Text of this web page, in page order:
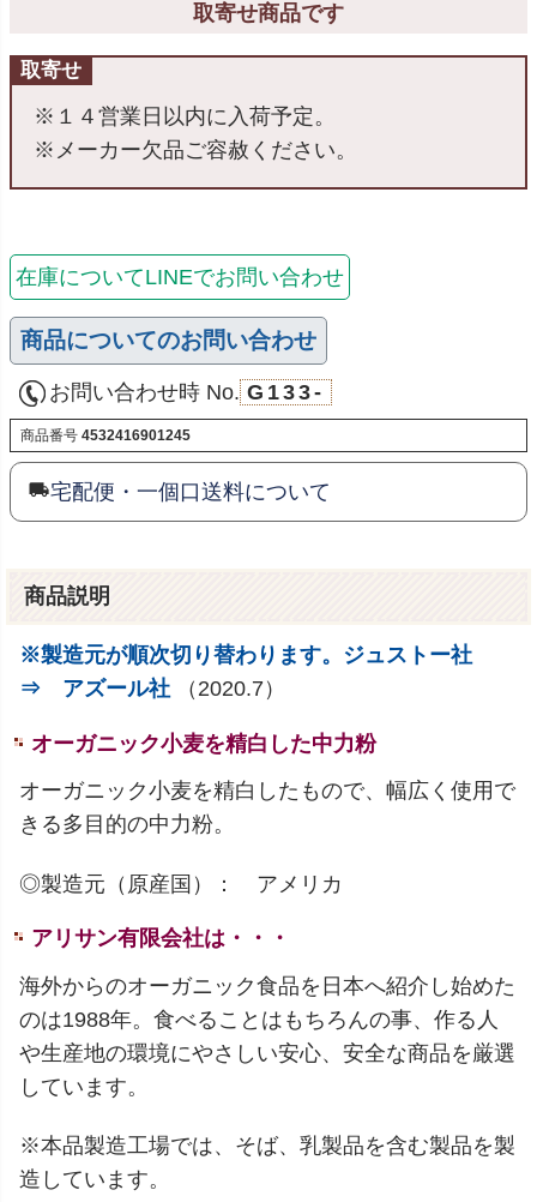
取寄せ商品です
取寄せ
※１４営業日以内に入荷予定。
※メーカー欠品ご容赦ください。
在庫についてLINEでお問い合わせ
商品についてのお問い合わせ
お問い合わせ時 No. G133-
商品番号 4532416901245
宅配便・一個口送料について
商品説明
※製造元が順次切り替わります。ジュストー社
⇒ アズール社 （2020.7）
オーガニック小麦を精白した中力粉
オーガニック小麦を精白したもので、幅広く使用で
きる多目的の中力粉。
◎製造元（原産国）： アメリカ
アリサン有限会社は・・・
海外からのオーガニック食品を日本へ紹介し始めた
のは1988年。食べることはもちろんの事、作る人
や生産地の環境にやさしい安心、安全な商品を厳選
しています。
※本品製造工場では、そば、乳製品を含む製品を製
造しています。